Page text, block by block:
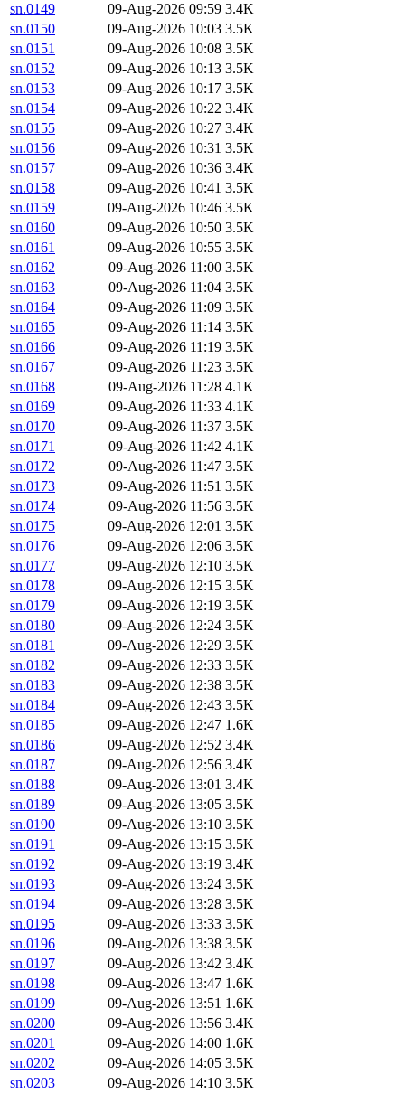
sn.0149
09-Aug-2026 09:59 3.4K
sn.0150
09-Aug-2026 10:03 3.5K
sn.0151
09-Aug-2026 10:08 3.5K
sn.0152
09-Aug-2026 10:13 3.5K
sn.0153
09-Aug-2026 10:17 3.5K
sn.0154
09-Aug-2026 10:22 3.4K
sn.0155
09-Aug-2026 10:27 3.4K
sn.0156
09-Aug-2026 10:31 3.5K
sn.0157
09-Aug-2026 10:36 3.4K
sn.0158
09-Aug-2026 10:41 3.5K
sn.0159
09-Aug-2026 10:46 3.5K
sn.0160
09-Aug-2026 10:50 3.5K
sn.0161
09-Aug-2026 10:55 3.5K
sn.0162
09-Aug-2026 11:00 3.5K
sn.0163
09-Aug-2026 11:04 3.5K
sn.0164
09-Aug-2026 11:09 3.5K
sn.0165
09-Aug-2026 11:14 3.5K
sn.0166
09-Aug-2026 11:19 3.5K
sn.0167
09-Aug-2026 11:23 3.5K
sn.0168
09-Aug-2026 11:28 4.1K
sn.0169
09-Aug-2026 11:33 4.1K
sn.0170
09-Aug-2026 11:37 3.5K
sn.0171
09-Aug-2026 11:42 4.1K
sn.0172
09-Aug-2026 11:47 3.5K
sn.0173
09-Aug-2026 11:51 3.5K
sn.0174
09-Aug-2026 11:56 3.5K
sn.0175
09-Aug-2026 12:01 3.5K
sn.0176
09-Aug-2026 12:06 3.5K
sn.0177
09-Aug-2026 12:10 3.5K
sn.0178
09-Aug-2026 12:15 3.5K
sn.0179
09-Aug-2026 12:19 3.5K
sn.0180
09-Aug-2026 12:24 3.5K
sn.0181
09-Aug-2026 12:29 3.5K
sn.0182
09-Aug-2026 12:33 3.5K
sn.0183
09-Aug-2026 12:38 3.5K
sn.0184
09-Aug-2026 12:43 3.5K
sn.0185
09-Aug-2026 12:47 1.6K
sn.0186
09-Aug-2026 12:52 3.4K
sn.0187
09-Aug-2026 12:56 3.4K
sn.0188
09-Aug-2026 13:01 3.4K
sn.0189
09-Aug-2026 13:05 3.5K
sn.0190
09-Aug-2026 13:10 3.5K
sn.0191
09-Aug-2026 13:15 3.5K
sn.0192
09-Aug-2026 13:19 3.4K
sn.0193
09-Aug-2026 13:24 3.5K
sn.0194
09-Aug-2026 13:28 3.5K
sn.0195
09-Aug-2026 13:33 3.5K
sn.0196
09-Aug-2026 13:38 3.5K
sn.0197
09-Aug-2026 13:42 3.4K
sn.0198
09-Aug-2026 13:47 1.6K
sn.0199
09-Aug-2026 13:51 1.6K
sn.0200
09-Aug-2026 13:56 3.4K
sn.0201
09-Aug-2026 14:00 1.6K
sn.0202
09-Aug-2026 14:05 3.5K
sn.0203
09-Aug-2026 14:10 3.5K